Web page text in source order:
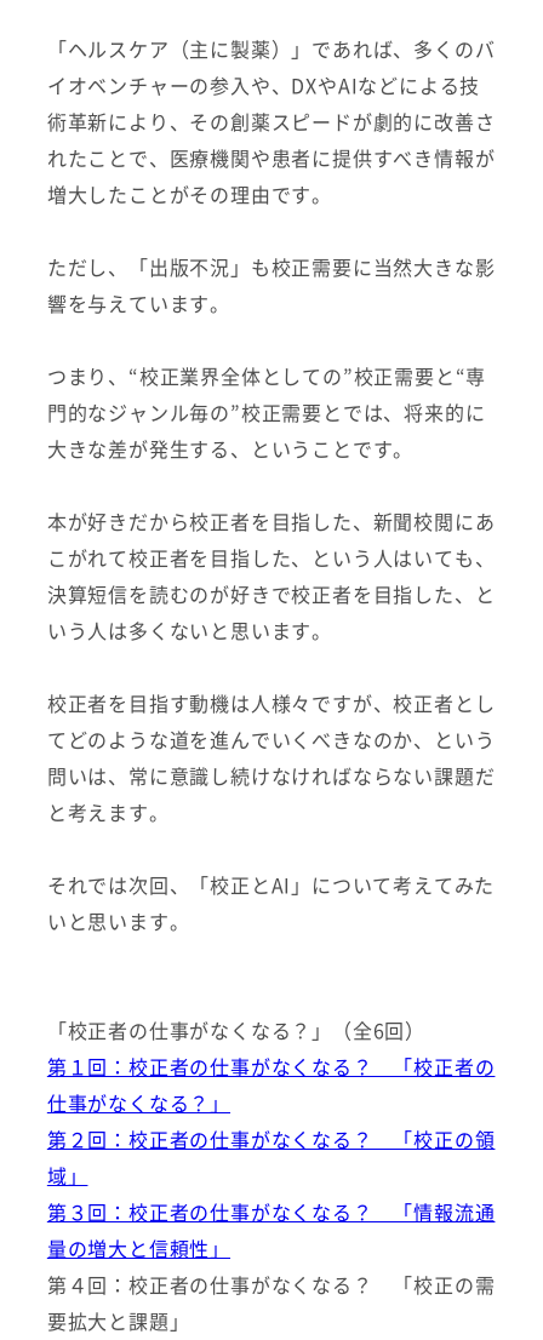
「ヘルスケア（主に製薬）」であれば、多くのバ
イオベンチャーの参入や、DXやAIなどによる技
術革新により、その創薬スピードが劇的に改善さ
れたことで、医療機関や患者に提供すべき情報が
増大したことがその理由です。
ただし、「出版不況」も校正需要に当然大きな影
響を与えています。
つまり、“校正業界全体としての”校正需要と“専
門的なジャンル毎の”校正需要とでは、将来的に
大きな差が発生する、ということです。
本が好きだから校正者を目指した、新聞校閲にあ
こがれて校正者を目指した、という人はいても、
決算短信を読むのが好きで校正者を目指した、と
いう人は多くないと思います。
校正者を目指す動機は人様々ですが、校正者とし
てどのような道を進んでいくべきなのか、という
問いは、常に意識し続けなければならない課題だ
と考えます。
それでは次回、「校正とAI」について考えてみた
いと思います。
「校正者の仕事がなくなる？」（全6回）
第１回：校正者の仕事がなくなる？ 「校正者の
仕事がなくなる？」
第２回：校正者の仕事がなくなる？ 「校正の領
域」
第３回：校正者の仕事がなくなる？ 「情報流通
量の増大と信頼性」
第４回：校正者の仕事がなくなる？ 「校正の需
要拡大と課題」